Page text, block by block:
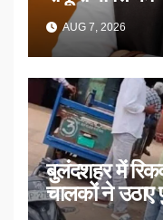
AUG 7, 2026
बुलंदशहर में रिकवरी
चालकों ने उठाए